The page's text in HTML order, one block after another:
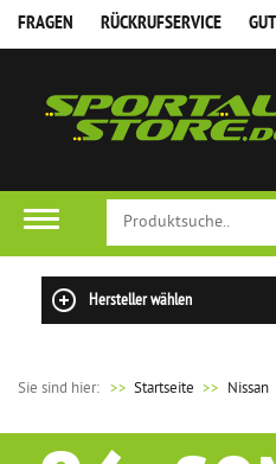
FRAGEN RÜCKRUFSERVICE
Hersteller wählen
Sie sind hier: >> Startseite Nissan